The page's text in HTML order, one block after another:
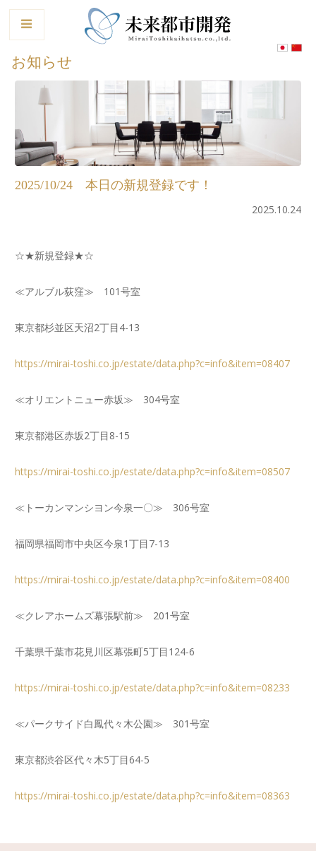
お知らせ
2025/10/24 本日の新規登録です！
2025.10.24
☆★新規登録★☆
≪アルブル荻窪≫ 101号室
東京都杉並区天沼2丁目4-13
https://mirai-toshi.co.jp/estate/data.php?c=info&item=08407
≪オリエントニュー赤坂≫ 304号室
東京都港区赤坂2丁目8-15
https://mirai-toshi.co.jp/estate/data.php?c=info&item=08507
≪トーカンマンシヨン今泉一〇≫ 306号室
福岡県福岡市中央区今泉1丁目7-13
https://mirai-toshi.co.jp/estate/data.php?c=info&item=08400
≪クレアホームズ幕張駅前≫ 201号室
千葉県千葉市花見川区幕張町5丁目124-6
https://mirai-toshi.co.jp/estate/data.php?c=info&item=08233
≪パークサイド白鳳代々木公園≫ 301号室
東京都渋谷区代々木5丁目64-5
https://mirai-toshi.co.jp/estate/data.php?c=info&item=08363